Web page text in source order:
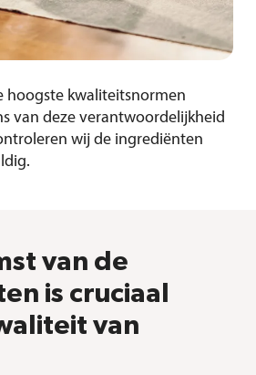
hoogste kwaliteitsnormen
van deze verantwoordelijkheid
wij de ingrediënten
van de
is cruciaal
van